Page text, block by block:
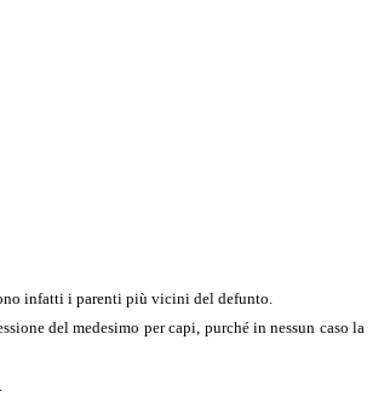
infatti i parenti più vicini del defunto.
del medesimo per capi, purché in nessun caso la